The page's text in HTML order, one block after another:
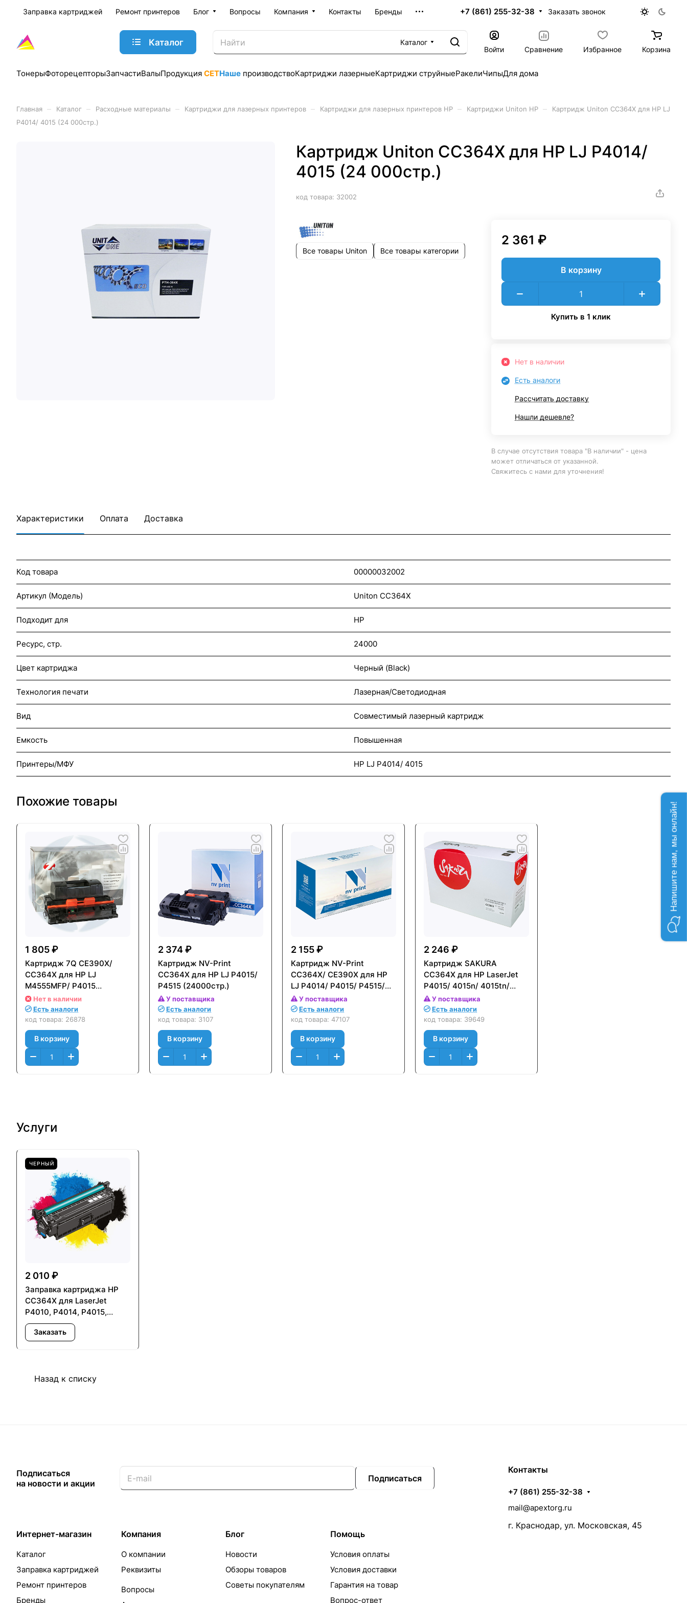
Заправка картриджей Ремонт принтеров Блог Вопросы Компания Контакты Бренды +7 (861) 255-32-38 Заказать звонок
Каталог
Каталог
Войти
Сравнение Избранное Корзина
ТонерыФоторецепторыЗапчастиВалыПродукция CETНаше производствоКартриджи лазерныеКартриджи струйныеРакелиЧипыДля дома
Главная Каталог Расходные материалы Картриджи для лазерных принтеров Картриджи для лазерных принтеров HP Картриджи Uniton HP
Картридж Uniton CC364X для HP LJ
P4014/ 4015 (24 000стр.)
Картридж Uniton CC364X для HP LJ P4014/
4015 (24 000стр.)
код товара: 32002
Все товары Uniton Все товары категории
2 361 ₽
В корзину
Купить в 1 клик
Нет в наличии
Есть аналоги
Рассчитать доставку
Нашли дешевле?
В случае отсутствия товара "В наличии" - цена
может отличаться от указанной.
Свяжитесь с нами для уточнения!
Характеристики Оплата Доставка
Код товара 00000032002
Артикул (Модель) Uniton CC364X
Подходит для HP
Ресурс, стр. 24000
Цвет картриджа Черный (Black)
Технология печати Лазерная/Светодиодная
Вид Совместимый лазерный картридж
Емкость Повышенная
Принтеры/МФУ HP LJ P4014/ 4015
Похожие товары
1 805 ₽
Картридж 7Q CE390X/
CC364X для HP LJ
M4555MFP/ P4015
(24000стр.)
Нет в наличии
Есть аналоги
код товара: 26878
В корзину
2 374 ₽
Картридж NV-Print
CC364X для HP LJ P4015/
P4515 (24000стр.)
У поставщика
Есть аналоги
код товара: 3107
В корзину
2 155 ₽
Картридж NV-Print
CC364X/ CE390Х для HP
LJ P4014/ P4015/ P4515/
M601/ M602/ M603/ M4555
(24000стр.)
У поставщика
Есть аналоги
код товара: 47107
В корзину
2 246 ₽
Картридж SAKURA
CC364X для HP LaserJet
P4015/ 4015n/ 4015tn/
P4515/ 4515n/ 4515tn/
4515x/ 4515fx Черный
(Black) (24000 к.)
У поставщика
Есть аналоги
код товара: 39649
В корзину
Услуги
ЧЕРНЫЙ
2 010 ₽
Заправка картриджа HP
CC364X для LaserJet
P4010, P4014, P4015,
P4510, P4515
Заказать
Назад к списку
Подписаться
на новости и акции
Подписаться
Интернет-магазин
Каталог
Заправка картриджей
Ремонт принтеров
Бренды
Компания
О компании
Реквизиты
Вопросы
Блог
Новости
Обзоры товаров
Советы покупателям
Помощь
Условия оплаты
Условия доставки
Гарантия на товар
Вопрос-ответ
Контакты
+7 (861) 255-32-38
mail@apextorg.ru
г. Краснодар, ул. Московская, 45
Напишите нам, мы онлайн!